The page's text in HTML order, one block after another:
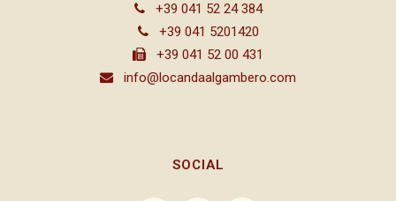
+39 041 52 24 384
+39 041 5201420
+39 041 52 00 431
info@locandaalgambero.com
SOCIAL